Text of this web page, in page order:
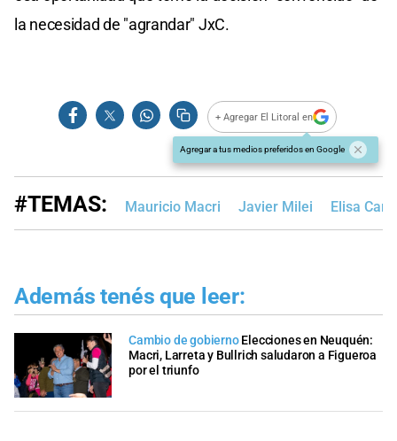
la necesidad de "agrandar" JxC.
+ Agregar El Litoral en
Agregar a tus medios preferidos en Google
#TEMAS: Mauricio Macri Javier Milei Elisa
Además tenés que leer:
Cambio de gobierno Elecciones en Neuquén:
Macri, Larreta y Bullrich saludaron a Figueroa
por el triunfo